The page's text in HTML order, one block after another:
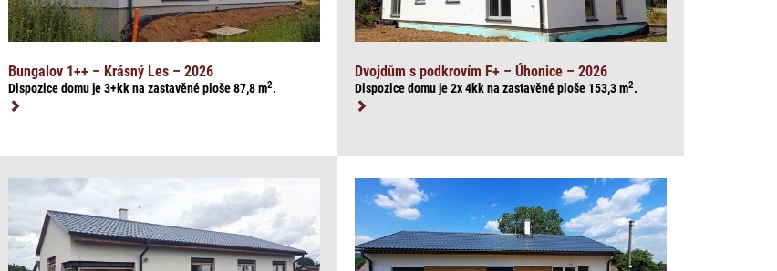
Bungalov 1++ – Krásný Les – 2026
Dispozice domu je 3+kk na zastavěné ploše 87,8m2.
Dvojdům s podkrovím F+ – Úhonice – 2026
Dispozice domu je 2x 4kk na zastavěné ploše 153,3m2.